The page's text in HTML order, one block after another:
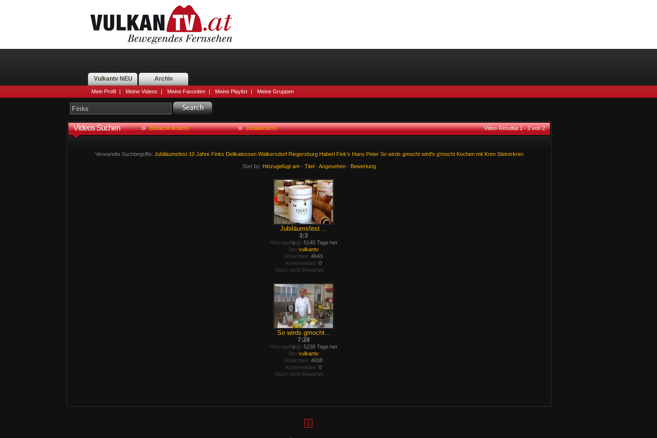
Vulkantv NEU Archiv
Mein Profil | Meine Videos | Meine Favoriten | Meine Playlist | Meine Gruppen
Videos Suchen Einfache Ansicht Detailansicht Video Resultat 1 - 2 von 2
Verwandte Suchbegriffe: Jubiläumsfest 10 Jahre Finks Delikatessen Walkersdorf Riegersburg Haberl Fink's Hans Peter So wirds gmocht wird's g'mocht Kochen mit Kren Steirerkren
Sort by: Hinzugefügt am - Titel - Angesehen - Bewertung
Jubiläumsfest ...
3:3
Hinzugef�gt: 5140 Tage her
Von vulkantv
Ansichten: 4643
Kommentare: 0
Noch nicht Bewertet
So wirds gmocht...
7:28
Hinzugef�gt: 5238 Tage her
Von vulkantv
Ansichten: 4608
Kommentare: 0
Noch nicht Bewertet
1